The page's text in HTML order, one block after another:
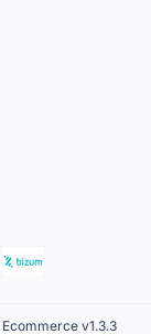
Ecommerce v1.3.3